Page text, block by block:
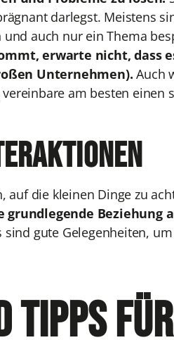
darlegst. Meistens
auch nur ein Thema
erwarte nicht, dass
Unternehmen).Auch
am besten einen
auf die kleinen Dinge zu
Beziehung
sind gute Gelegenheiten,
Tipps